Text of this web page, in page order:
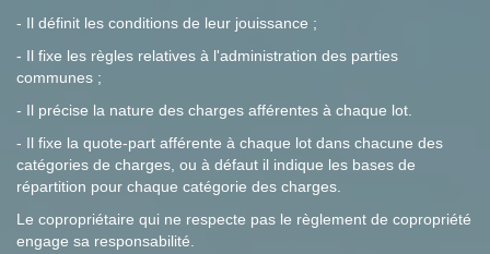
- Il définit les conditions de leur jouissance ;
- Il fixe les règles relatives à l'administration des parties
communes ;
- Il précise la nature des charges afférentes à chaque lot.
- Il fixe la quote-part afférente à chaque lot dans chacune des
catégories de charges, ou à défaut il indique les bases de
répartition pour chaque catégorie des charges.
Le copropriétaire qui ne respecte pas le règlement de copropriété
engage sa responsabilité.